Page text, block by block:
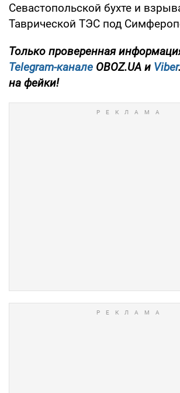
Севастопольской бухте и
Таврической ТЭС под
Только проверенная
Telegram-канале OBOZ.UA и Viber
на фейки!